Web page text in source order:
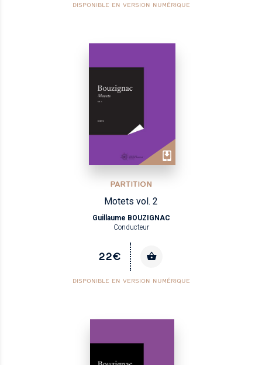
DISPONIBLE EN VERSION NUMÉRIQUE
PARTITION
Motets vol. 2
Guillaume BOUZIGNAC
Conducteur
22€
DISPONIBLE EN VERSION NUMÉRIQUE